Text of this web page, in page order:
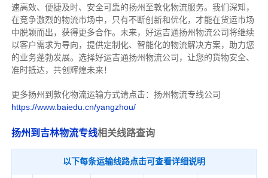
速高效、便捷及时、安全可靠的扬州至敦化物流服务。 我们深知，
在竞争激烈的物流市场中，只有不断创新和优化，才能在货运市场
中脱颖而出，获得更多合作。 未来，好运吉通扬州物流公司将继续
以客户需求为导向，提供定制化、智能化的物流解决方案，助力您
的业务蓬勃发展。选择好运吉通扬州物流公司，让您的货物安全、
准时抵达，共创辉煌未来！
更多扬州到敦化物流运输方式请点击：扬州物流专线公司
https://www.baiedu.cn/yangzhou/
扬州到吉林物流专线相关线路查询
以下每条运输线路点击可查看详细说明